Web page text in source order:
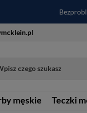
męskie Teczki